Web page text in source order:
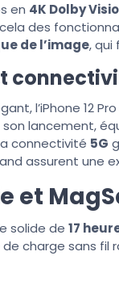
en 4K Dolby
des
de l’image, qui
l’iPhone 12
lancement,
connectivité 5G
assurent une
et
solide de 17
de charge sans